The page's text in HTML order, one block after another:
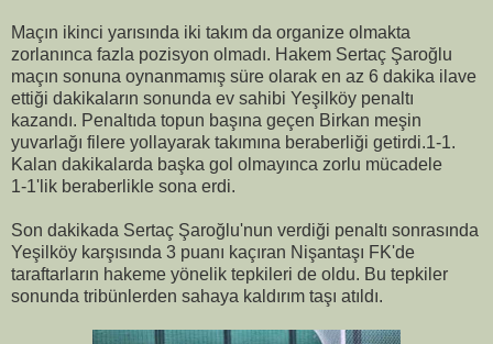
Maçın ikinci yarısında iki takım da organize olmakta
zorlanınca fazla pozisyon olmadı. Hakem Sertaç Şaroğlu
maçın sonuna oynanmamış süre olarak en az 6 dakika ilave
ettiği dakikaların sonunda ev sahibi Yeşilköy penaltı
kazandı. Penaltıda topun başına geçen Birkan meşin
yuvarlağı filere yollayarak takımına beraberliği getirdi.1-1.
Kalan dakikalarda başka gol olmayınca zorlu mücadele
1-1'lik beraberlikle sona erdi.
Son dakikada Sertaç Şaroğlu'nun verdiği penaltı sonrasında
Yeşilköy karşısında 3 puanı kaçıran Nişantaşı FK'de
taraftarların hakeme yönelik tepkileri de oldu. Bu tepkiler
sonunda tribünlerden sahaya kaldırım taşı atıldı.